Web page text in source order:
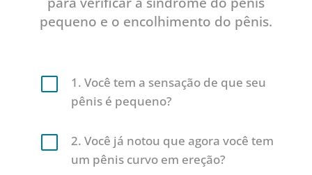
pequeno e o encolhimento do pênis.
V
1. Você tem a sensação de que seu
pênis é pequeno?
V
2. Você já notou que agora você tem
um pênis curvo em ereção?